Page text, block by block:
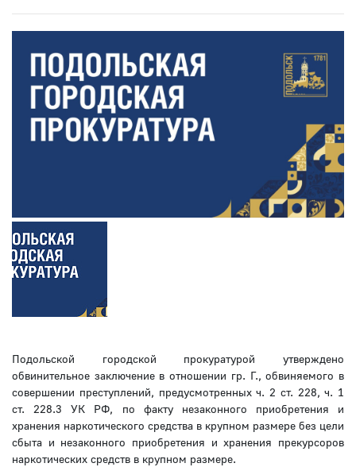
Подольской городской прокуратурой утверждено
обвинительное заключение в отношении гр. Г., обвиняемого в
совершении преступлений, предусмотренных ч. 2 ст. 228, ч. 1
ст. 228.3 УК РФ, по факту незаконного приобретения и
хранения наркотического средства в крупном размере без цели
сбыта и незаконного приобретения и хранения прекурсоров
наркотических средств в крупном размере.